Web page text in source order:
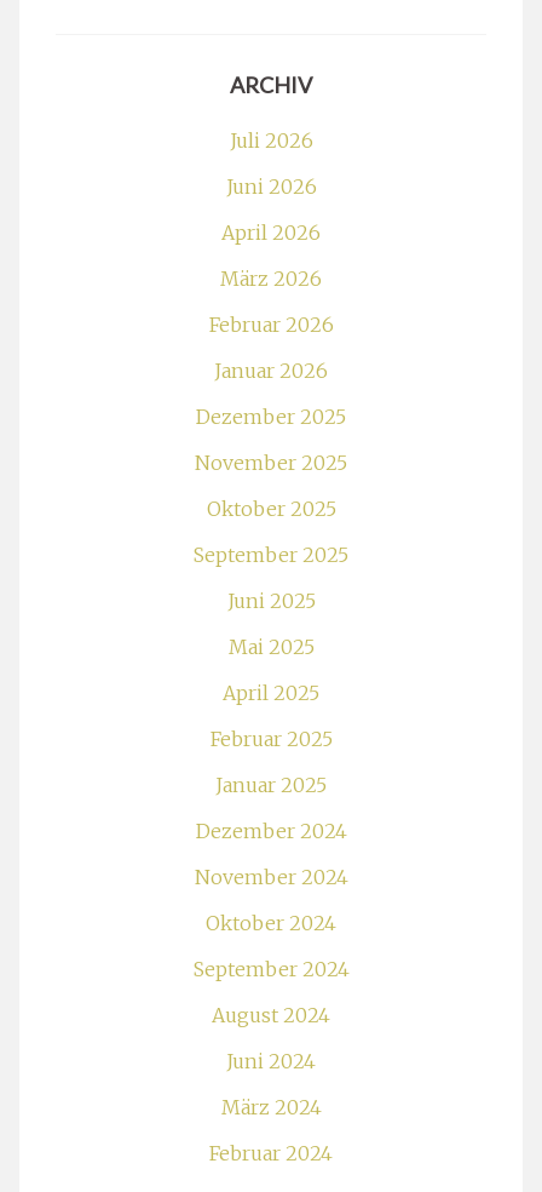
ARCHIV
Juli 2026
Juni 2026
April 2026
März 2026
Februar 2026
Januar 2026
Dezember 2025
November 2025
Oktober 2025
September 2025
Juni 2025
Mai 2025
April 2025
Februar 2025
Januar 2025
Dezember 2024
November 2024
Oktober 2024
September 2024
August 2024
Juni 2024
März 2024
Februar 2024